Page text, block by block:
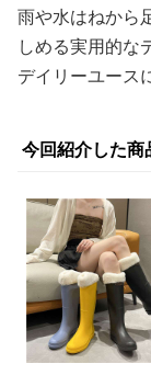
雨や水はねから
しめる実用的な
デイリーユース
今回紹介した商